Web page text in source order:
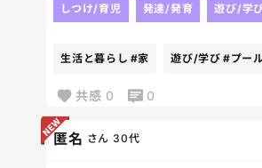
うになった。笑
水泳習ってるわけでもないの
でかいプール購入の件で旦那
しつけ/育児 発達/発育 遊び/学
生活と暮らし #家 遊び/学び #プー
共感 0 0
匿名 さん 30代